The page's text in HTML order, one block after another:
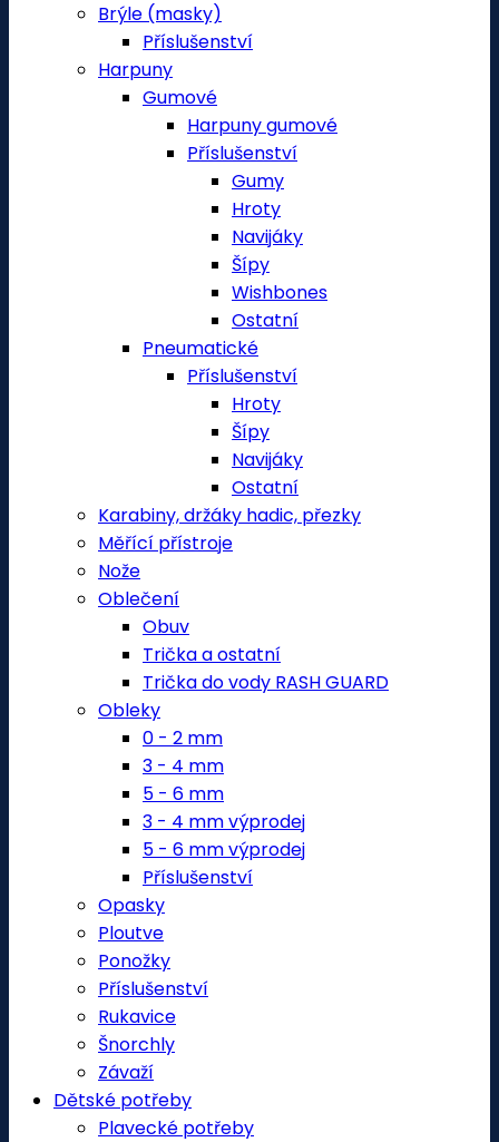
Brýle (masky)
Příslušenství
Harpuny
Gumové
Harpuny gumové
Příslušenství
Gumy
Hroty
Navijáky
Šípy
Wishbones
Ostatní
Pneumatické
Příslušenství
Hroty
Šípy
Navijáky
Ostatní
Karabiny, držáky hadic, přezky
Měřící přístroje
Nože
Oblečení
Obuv
Trička a ostatní
Trička do vody RASH GUARD
Obleky
0 - 2 mm
3 - 4 mm
5 - 6 mm
3 - 4 mm výprodej
5 - 6 mm výprodej
Příslušenství
Opasky
Ploutve
Ponožky
Příslušenství
Rukavice
Šnorchly
Závaží
Dětské potřeby
Plavecké potřeby